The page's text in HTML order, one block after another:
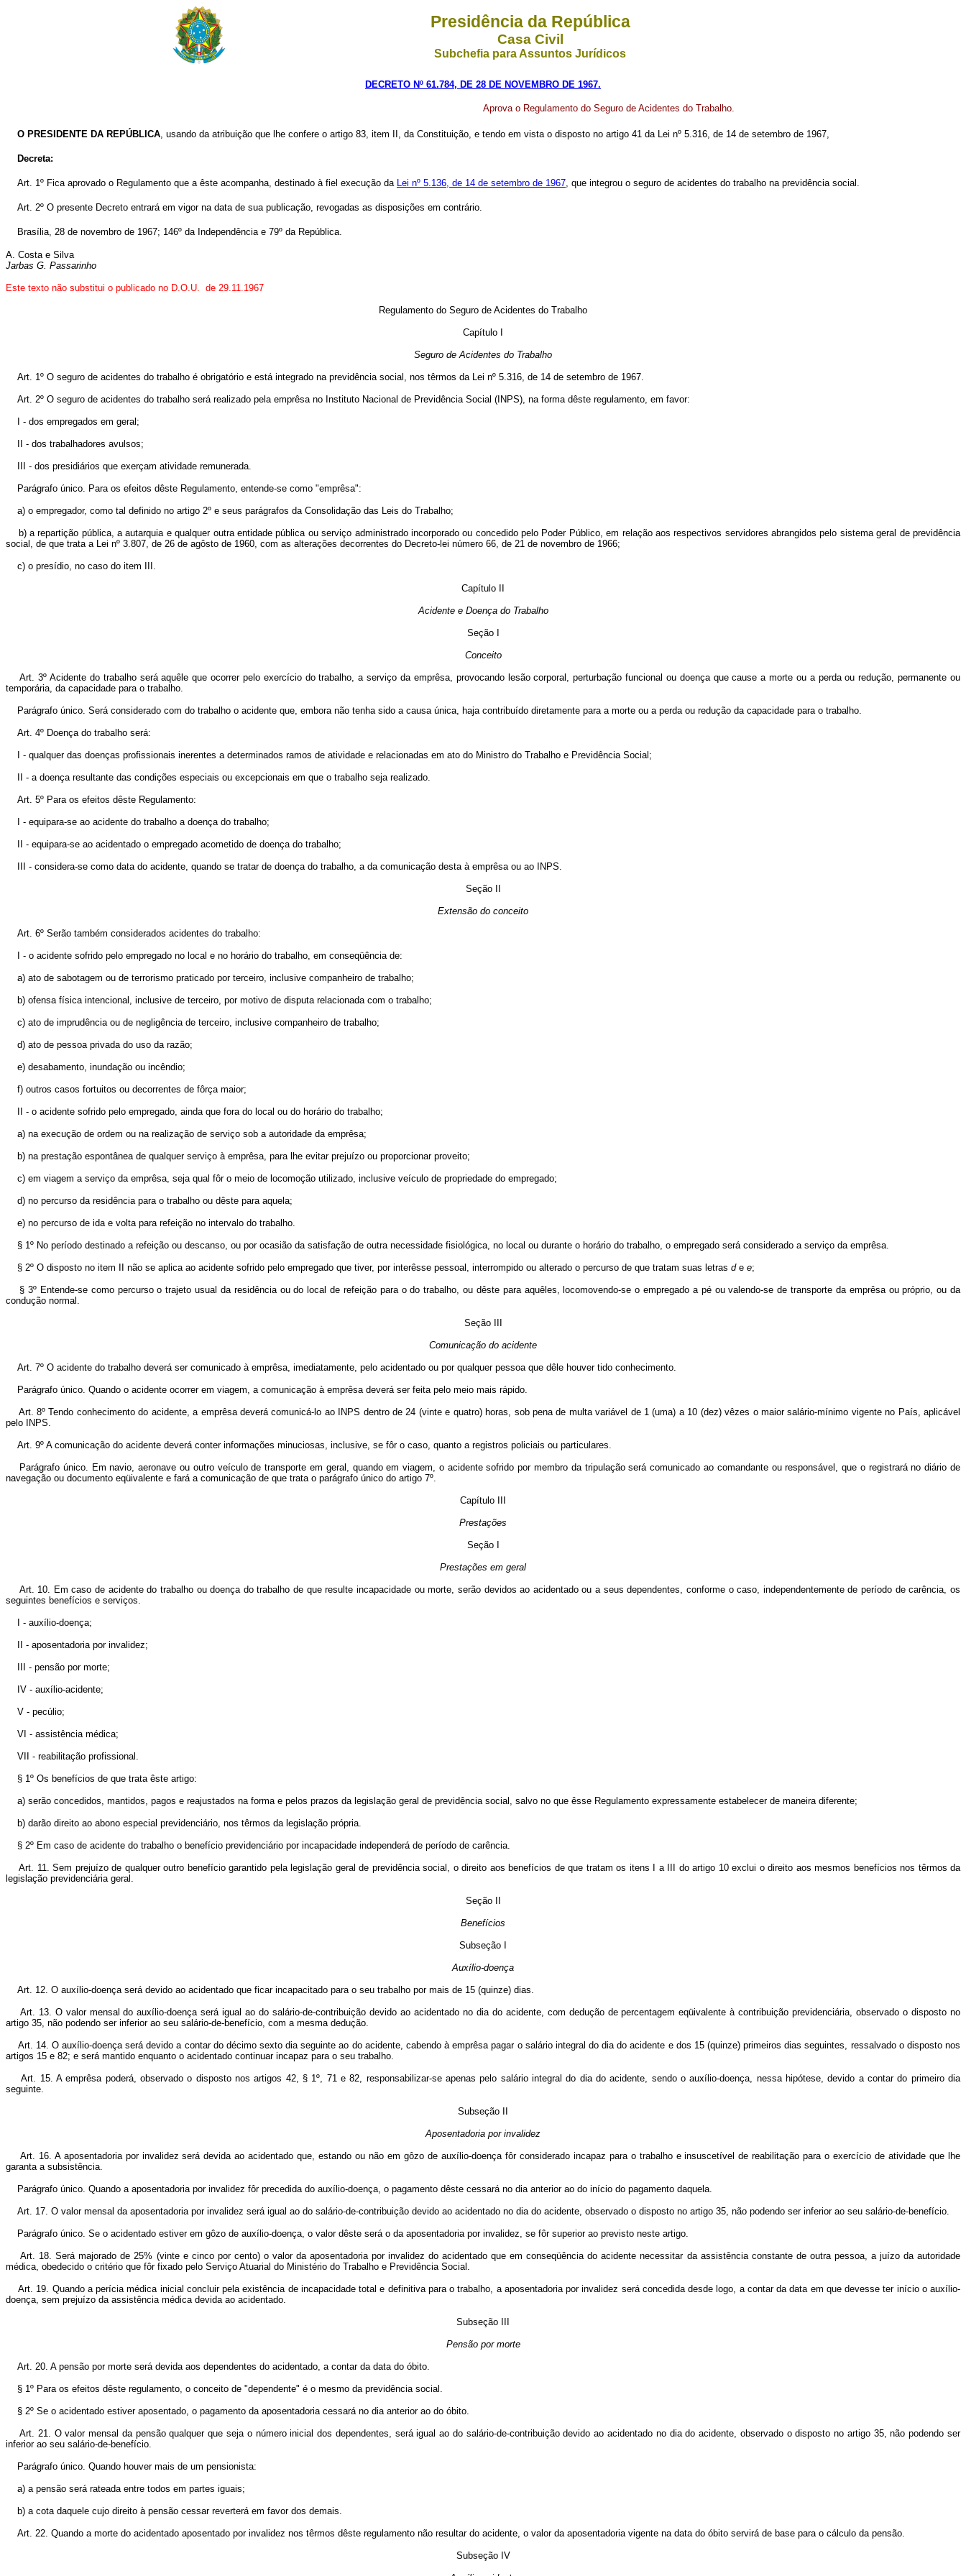
Presidência da República
Casa Civil
Subchefia para Assuntos Jurídicos
DECRETO Nº 61.784, DE 28 DE NOVEMBRO DE 1967.
Aprova o Regulamento do Seguro de Acidentes do Trabalho.
O PRESIDENTE DA REPÚBLICA, usando da atribuição que lhe confere o artigo 83, item II, da Constituição, e tendo em vista o disposto no artigo 41 da Lei nº 5.316, de 14 de setembro de 1967,
Decreta:
Art. 1º Fica aprovado o Regulamento que a êste acompanha, destinado à fiel execução da Lei nº 5.136, de 14 de setembro de 1967, que integrou o seguro de acidentes do trabalho na previdência social.
Art. 2º O presente Decreto entrará em vigor na data de sua publicação, revogadas as disposições em contrário.
Brasília, 28 de novembro de 1967; 146º da Independência e 79º da República.
A. Costa e Silva
Jarbas G. Passarinho
Este texto não substitui o publicado no D.O.U. de 29.11.1967
Regulamento do Seguro de Acidentes do Trabalho
Capítulo I
Seguro de Acidentes do Trabalho
Art. 1º O seguro de acidentes do trabalho é obrigatório e está integrado na previdência social, nos têrmos da Lei nº 5.316, de 14 de setembro de 1967.
Art. 2º O seguro de acidentes do trabalho será realizado pela emprêsa no Instituto Nacional de Previdência Social (INPS), na forma dêste regulamento, em favor:
I - dos empregados em geral;
II - dos trabalhadores avulsos;
III - dos presidiários que exerçam atividade remunerada.
Parágrafo único. Para os efeitos dêste Regulamento, entende-se como "emprêsa":
a) o empregador, como tal definido no artigo 2º e seus parágrafos da Consolidação das Leis do Trabalho;
b) a repartição pública, a autarquia e qualquer outra entidade pública ou serviço administrado incorporado ou concedido pelo Poder Público, em relação aos respectivos servidores abrangidos pelo sistema geral de previdência
social, de que trata a Lei nº 3.807, de 26 de agôsto de 1960, com as alterações decorrentes do Decreto-lei número 66, de 21 de novembro de 1966;
c) o presídio, no caso do item III.
Capítulo II
Acidente e Doença do Trabalho
Seção I
Conceito
Art. 3º Acidente do trabalho será aquêle que ocorrer pelo exercício do trabalho, a serviço da emprêsa, provocando lesão corporal, perturbação funcional ou doença que cause a morte ou a perda ou redução, permanente ou
temporária, da capacidade para o trabalho.
Parágrafo único. Será considerado com do trabalho o acidente que, embora não tenha sido a causa única, haja contribuído diretamente para a morte ou a perda ou redução da capacidade para o trabalho.
Art. 4º Doença do trabalho será:
I - qualquer das doenças profissionais inerentes a determinados ramos de atividade e relacionadas em ato do Ministro do Trabalho e Previdência Social;
II - a doença resultante das condições especiais ou excepcionais em que o trabalho seja realizado.
Art. 5º Para os efeitos dêste Regulamento:
I - equipara-se ao acidente do trabalho a doença do trabalho;
II - equipara-se ao acidentado o empregado acometido de doença do trabalho;
III - considera-se como data do acidente, quando se tratar de doença do trabalho, a da comunicação desta à emprêsa ou ao INPS.
Seção II
Extensão do conceito
Art. 6º Serão também considerados acidentes do trabalho:
I - o acidente sofrido pelo empregado no local e no horário do trabalho, em conseqüência de:
a) ato de sabotagem ou de terrorismo praticado por terceiro, inclusive companheiro de trabalho;
b) ofensa física intencional, inclusive de terceiro, por motivo de disputa relacionada com o trabalho;
c) ato de imprudência ou de negligência de terceiro, inclusive companheiro de trabalho;
d) ato de pessoa privada do uso da razão;
e) desabamento, inundação ou incêndio;
f) outros casos fortuitos ou decorrentes de fôrça maior;
II - o acidente sofrido pelo empregado, ainda que fora do local ou do horário do trabalho;
a) na execução de ordem ou na realização de serviço sob a autoridade da emprêsa;
b) na prestação espontânea de qualquer serviço à emprêsa, para lhe evitar prejuízo ou proporcionar proveito;
c) em viagem a serviço da emprêsa, seja qual fôr o meio de locomoção utilizado, inclusive veículo de propriedade do empregado;
d) no percurso da residência para o trabalho ou dêste para aquela;
e) no percurso de ida e volta para refeição no intervalo do trabalho.
§ 1º No período destinado a refeição ou descanso, ou por ocasião da satisfação de outra necessidade fisiológica, no local ou durante o horário do trabalho, o empregado será considerado a serviço da emprêsa.
§ 2º O disposto no item II não se aplica ao acidente sofrido pelo empregado que tiver, por interêsse pessoal, interrompido ou alterado o percurso de que tratam suas letras de e;
§ 3º Entende-se como percurso o trajeto usual da residência ou do local de refeição para o do trabalho, ou dêste para aquêles, locomovendo-se o empregado a pé ou valendo-se de transporte da emprêsa ou próprio, ou da
condução normal.
Seção III
Comunicação do acidente
Art. 7º O acidente do trabalho deverá ser comunicado à emprêsa, imediatamente, pelo acidentado ou por qualquer pessoa que dêle houver tido conhecimento.
Parágrafo único. Quando o acidente ocorrer em viagem, a comunicação à emprêsa deverá ser feita pelo meio mais rápido.
Art. 8º Tendo conhecimento do acidente, a emprêsa deverá comunicá-lo ao INPS dentro de 24 (vinte e quatro) horas, sob pena de multa variável de 1 (uma) a 10 (dez) vêzes o maior salário-mínimo vigente no País, aplicável
pelo INPS.
Art. 9º A comunicação do acidente deverá conter informações minuciosas, inclusive, se fôr o caso, quanto a registros policiais ou particulares.
Parágrafo único. Em navio, aeronave ou outro veículo de transporte em geral, quando em viagem, o acidente sofrido por membro da tripulação será comunicado ao comandante ou responsável, que o registrará no diário de
navegação ou documento eqüivalente e fará a comunicação de que trata o parágrafo único do artigo 7º.
Capítulo III
Prestações
Seção I
Prestações em geral
Art. 10. Em caso de acidente do trabalho ou doença do trabalho de que resulte incapacidade ou morte, serão devidos ao acidentado ou a seus dependentes, conforme o caso, independentemente de período de carência, os
seguintes benefícios e serviços.
I - auxílio-doença;
II - aposentadoria por invalidez;
III - pensão por morte;
IV - auxílio-acidente;
V - pecúlio;
VI - assistência médica;
VII - reabilitação profissional.
§ 1º Os benefícios de que trata êste artigo:
a) serão concedidos, mantidos, pagos e reajustados na forma e pelos prazos da legislação geral de previdência social, salvo no que êsse Regulamento expressamente estabelecer de maneira diferente;
b) darão direito ao abono especial previdenciário, nos têrmos da legislação própria.
§ 2º Em caso de acidente do trabalho o benefício previdenciário por incapacidade independerá de período de carência.
Art. 11. Sem prejuízo de qualquer outro benefício garantido pela legislação geral de previdência social, o direito aos benefícios de que tratam os itens I a III do artigo 10 exclui o direito aos mesmos benefícios nos têrmos da
legislação previdenciária geral.
Seção II
Benefícios
Subseção I
Auxílio-doença
Art. 12. O auxílio-doença será devido ao acidentado que ficar incapacitado para o seu trabalho por mais de 15 (quinze) dias.
Art. 13. O valor mensal do auxílio-doença será igual ao do salário-de-contribuição devido ao acidentado no dia do acidente, com dedução de percentagem eqüivalente à contribuição previdenciária, observado o disposto no
artigo 35, não podendo ser inferior ao seu salário-de-benefício, com a mesma dedução.
Art. 14. O auxílio-doença será devido a contar do décimo sexto dia seguinte ao do acidente, cabendo à emprêsa pagar o salário integral do dia do acidente e dos 15 (quinze) primeiros dias seguintes, ressalvado o disposto nos
artigos 15 e 82; e será mantido enquanto o acidentado continuar incapaz para o seu trabalho.
Art. 15. A emprêsa poderá, observado o disposto nos artigos 42, § 1º, 71 e 82, responsabilizar-se apenas pelo salário integral do dia do acidente, sendo o auxílio-doença, nessa hipótese, devido a contar do primeiro dia
seguinte.
Subseção II
Aposentadoria por invalidez
Art. 16. A aposentadoria por invalidez será devida ao acidentado que, estando ou não em gôzo de auxílio-doença fôr considerado incapaz para o trabalho e insuscetível de reabilitação para o exercício de atividade que lhe
garanta a subsistência.
Parágrafo único. Quando a aposentadoria por invalidez fôr precedida do auxílio-doença, o pagamento dêste cessará no dia anterior ao do início do pagamento daquela.
Art. 17. O valor mensal da aposentadoria por invalidez será igual ao do salário-de-contribuição devido ao acidentado no dia do acidente, observado o disposto no artigo 35, não podendo ser inferior ao seu salário-de-benefício.
Parágrafo único. Se o acidentado estiver em gôzo de auxílio-doença, o valor dêste será o da aposentadoria por invalidez, se fôr superior ao previsto neste artigo.
Art. 18. Será majorado de 25% (vinte e cinco por cento) o valor da aposentadoria por invalidez do acidentado que em conseqüência do acidente necessitar da assistência constante de outra pessoa, a juízo da autoridade
médica, obedecido o critério que fôr fixado pelo Serviço Atuarial do Ministério do Trabalho e Previdência Social.
Art. 19. Quando a perícia médica inicial concluir pela existência de incapacidade total e definitiva para o trabalho, a aposentadoria por invalidez será concedida desde logo, a contar da data em que devesse ter início o auxílio-
doença, sem prejuízo da assistência médica devida ao acidentado.
Subseção III
Pensão por morte
Art. 20. A pensão por morte será devida aos dependentes do acidentado, a contar da data do óbito.
§ 1º Para os efeitos dêste regulamento, o conceito de "dependente" é o mesmo da previdência social.
§ 2º Se o acidentado estiver aposentado, o pagamento da aposentadoria cessará no dia anterior ao do óbito.
Art. 21. O valor mensal da pensão qualquer que seja o número inicial dos dependentes, será igual ao do salário-de-contribuição devido ao acidentado no dia do acidente, observado o disposto no artigo 35, não podendo ser
inferior ao seu salário-de-benefício.
Parágrafo único. Quando houver mais de um pensionista:
a) a pensão será rateada entre todos em partes iguais;
b) a cota daquele cujo direito à pensão cessar reverterá em favor dos demais.
Art. 22. Quando a morte do acidentado aposentado por invalidez nos têrmos dêste regulamento não resultar do acidente, o valor da aposentadoria vigente na data do óbito servirá de base para o cálculo da pensão.
Subseção IV